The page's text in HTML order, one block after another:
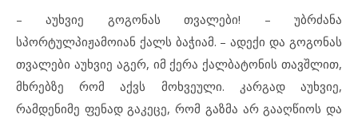
– აუხვიე გოგონას თვალები! – უბრძანა
სპორტულპიჟამოიან ქალს ბაჭიამ. – ადექი და გოგონას
თვალები აუხვიე აგერ, იმ ქერა ქალბატონის თავშლით,
მხრებზე რომ აქვს მოხვეული. კარგად აუხვიე,
რამდენიმე ფენად გაკეცე, რომ გაზმა არ გააღწიოს და